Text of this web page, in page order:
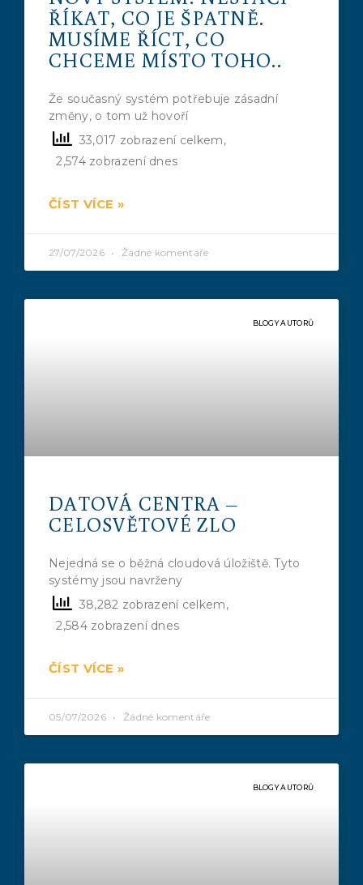
ŘÍKAT, CO JE ŠPATNĚ.
MUSÍME ŘÍCT, CO
CHCEME MÍSTO TOHO..
Že současný systém potřebuje zásadní
změny, o tom už hovoří
33,017 zobrazení celkem,
2,574 zobrazení dnes
ČÍST VÍCE »
27/07/2026 Žádné komentáře
BLOGY AUTORŮ
DATOVÁ CENTRA –
CELOSVĚTOVÉ ZLO
Nejedná se o běžná cloudová úložiště. Tyto
systémy jsou navrženy
38,282 zobrazení celkem,
2,584 zobrazení dnes
ČÍST VÍCE »
05/07/2026 Žádné komentáře
BLOGY AUTORŮ